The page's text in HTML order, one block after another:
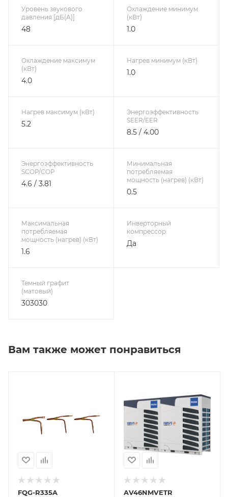
Уровень звукового
давления [дБ(А)]
48
Охлаждение минимум
(кВт)
1.0
Охлаждение максимум
(кВт)
4.0
Нагрев минимум (кВт)
1.0
Нагрев максимум (кВт)
5.2
Энергоэффективность
SEER/EER
8.5 / 4.00
Энергоэффективность
SCOP/COP
4.6 / 3.81
Минимальная
потребляемая
мощность (нагрев) (кВт)
0.5
Максимальная
потребляемая
мощность (нагрев) (кВт)
1.6
Инверторный
компрессор
Да
Темный графит
(матовый)
303030
Вам также может понравиться
FQG-R335A
AV46NMVETR